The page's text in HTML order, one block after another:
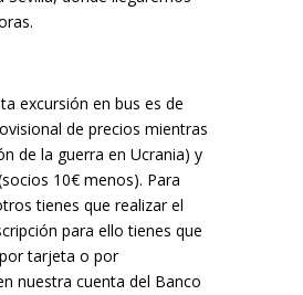
excursión en bus es de
de precios mientras
de la guerra en Ucrania) y
10€ menos). Para
tienes que realizar el
para ello tienes que
tarjeta o por
nuestra cuenta del Banco